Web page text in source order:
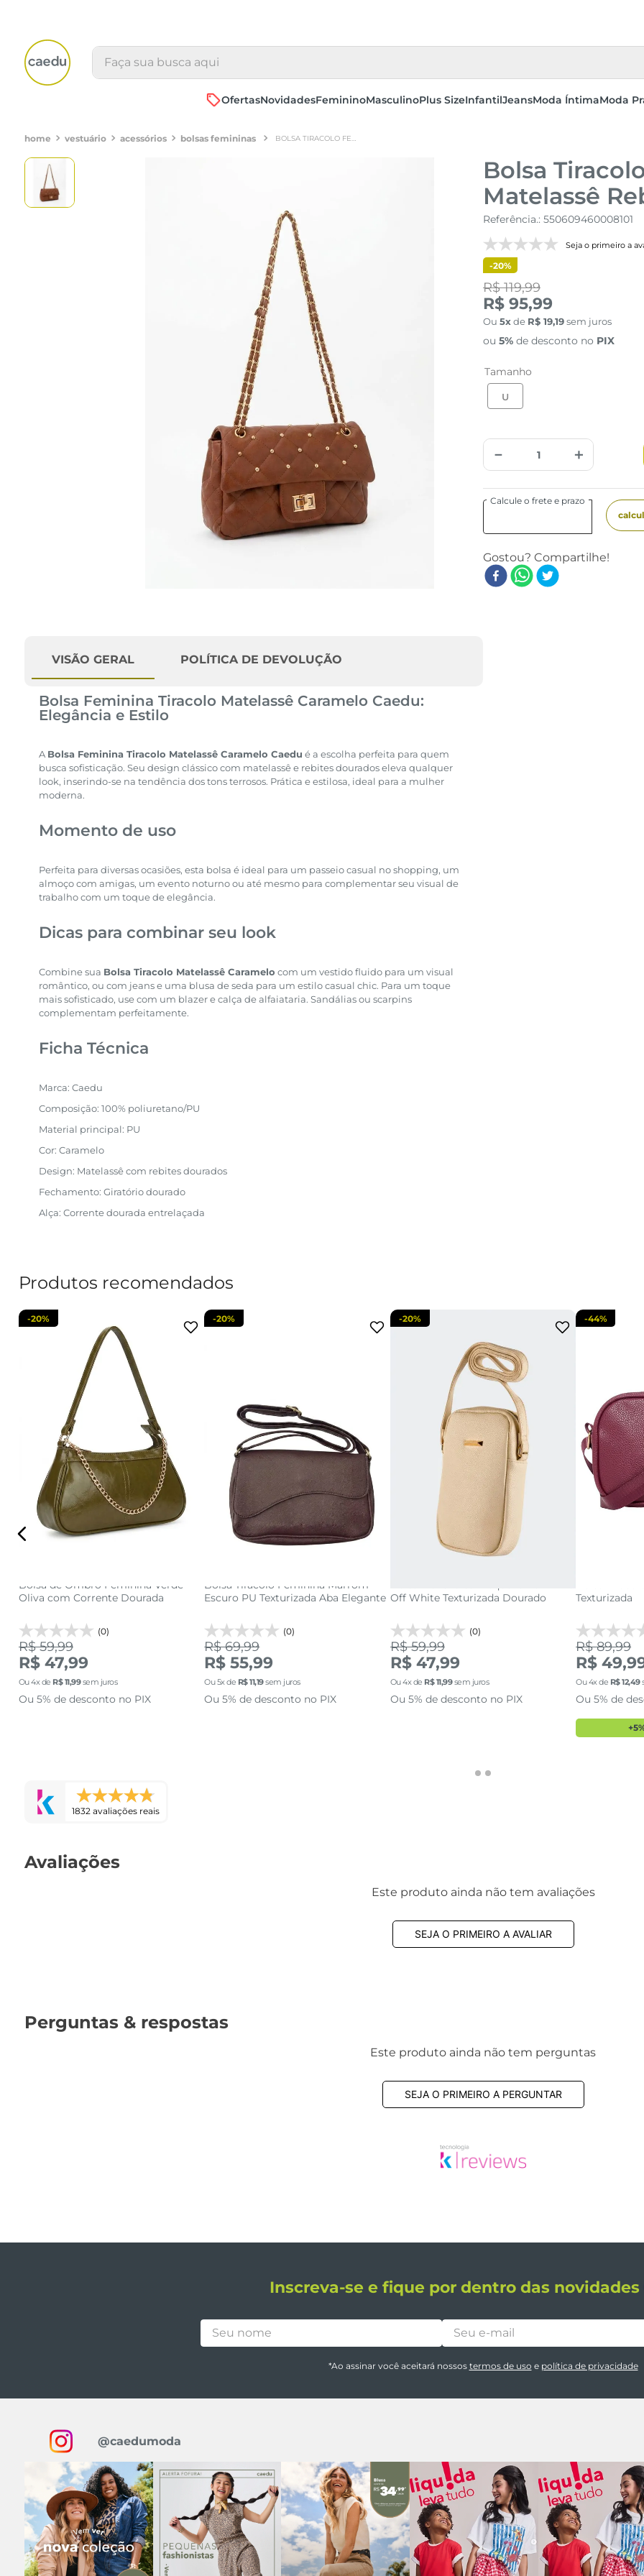
Faça sua busca aqui
OfertasNovidadesFemininoMasculinoPlus SizeInfantilJeansModa ÍntimaModa
vestuário acessórios bolsas femininas BOLSA TIRACOLO FEMININA CARAMELO MATELASSÊ REBITES DOURADOS
Bolsa
Matelassê
Referência.: 550609460008101
Seja o primeiro a
-20%
R$ 119,99
R$ 95,99
Ou 5 de R$ 19,19sem juros
ou 5% de desconto no PIX
Tamanho
U
＋
－
VISÃO GERAL POLÍTICA DE DEVOLUÇÃO
Bolsa Feminina Tiracolo Matelassê Caramelo Caedu:
Elegância e Estilo
A Bolsa Feminina Tiracolo Matelassê Caramelo Caedu é a escolha perfeita para quem
busca sofisticação. Seu design clássico com matelassê e rebites dourados eleva qualquer
look, inserindo-se na tendência dos tons terrosos. Prática e estilosa, ideal para a mulher
moderna.
Momento de uso
Perfeita para diversas ocasiões, esta bolsa é ideal para um passeio casual no shopping, um
almoço com amigas, um evento noturno ou até mesmo para complementar seu visual de
trabalho com um toque de elegância.
Dicas para combinar seu look
Combine sua Bolsa Tiracolo Matelassê Caramelo com um vestido fluido para um visual
romântico, ou com jeans e uma blusa de seda para um estilo casual chic. Para um toque
mais sofisticado, use com um blazer e calça de alfaiataria. Sandálias ou scarpins
complementam perfeitamente.
Ficha Técnica
Marca: Caedu
Composição: 100% poliuretano/PU
Material principal: PU
Cor: Caramelo
Design: Matelassê com rebites dourados
Fechamento: Giratório dourado
Alça: Corrente dourada entrelaçada
Produtos recomendados
Bolsa de Ombro Feminina Verde
Oliva com Corrente Dourada
(0)
-20%
R$ 59,99
R$ 47,99
Ou4x de R$11,99sem juros
Ou 5% de desconto no PIX
U
Bolsa Tiracolo Feminina Marrom
Escuro PU Texturizada Aba Elegante
(0)
-20%
R$ 69,99
R$ 55,99
Ou5x de R$11,19sem juros
Ou 5% de desconto no PIX
U
adicionar a sacola
Off White Texturizada Dourado
(0)
-20%
R$ 59,99
R$ 47,99
Ou4x de R$11,99sem juros
Ou 5% de desconto no PIX
Texturizada
-44%
R$ 89,99
R$
Ou4x de R$12,49
Ou 5% de
1832 avaliações reais
Avaliações
Este produto ainda não tem avaliações
SEJA O PRIMEIRO A AVALIAR
Perguntas & respostas
Este produto ainda não tem perguntas
SEJA O PRIMEIRO A PERGUNTAR
Inscreva-se e fique por dentro das novidades
*Ao assinar você aceitará nossos termos de uso e política de privacidade
@caedumoda